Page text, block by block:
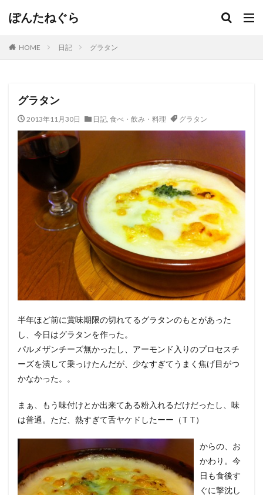
ぽんたねぐら
HOME 日記 グラタン
グラタン
2013年11月30日 日記, 食べ・飲み・料理 グラタン
半年ほど前に賞味期限の切れてるグラタンのもとがあった
し、今日はグラタンを作った。
パルメザンチーズ無かったし、アーモンド入りのプロセスチ
ーズを潰して乗っけたんだが、少なすぎてうまく焦げ目がつ
かなかった。。
まぁ、もう味付けとか出来てある粉入れるだけだったし、味
は普通。ただ、熱すぎて舌ヤケドしたーー（T T）
からの、お
かわり。今
日も食後す
ぐに撃沈し